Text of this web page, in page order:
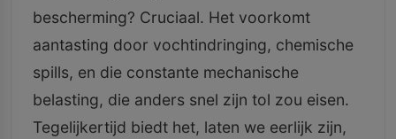
bescherming? Cruciaal. Het voorkomt
aantasting door vochtindringing, chemische
spills, en die constante mechanische
belasting, die anders snel zijn tol zou eisen.
Tegelijkertijd biedt het, laten we eerlijk zijn,